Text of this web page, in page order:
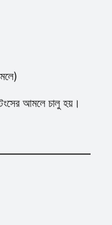
আমলে চালু হয়।